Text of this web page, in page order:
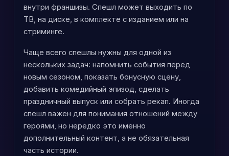
внутри франшизы. Спешл может выходить по
ТВ, на диске, в комплекте с изданием или на
стриминге.
Чаще всего спешлы нужны для одной из
нескольких задач: напомнить события перед
новым сезоном, показать бонусную сцену,
добавить комедийный эпизод, сделать
праздничный выпуск или собрать рекап. Иногда
спешл важен для понимания отношений между
героями, но нередко это именно
дополнительный контент, а не обязательная
часть истории.